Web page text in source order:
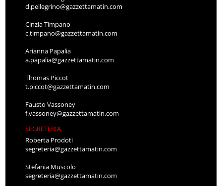
d.pellegrino@gazzettamatin.com
Cinzia Timpano
c.timpano@gazzettamatin.com
Arianna Papalia
a.papalia@gazzettamatin.com
Thomas Piccot
t.piccot@gazzettamatin.com
Fausto Vassoney
f.vassoney@gazzettamatin.com
SEGRETERIA
Roberta Prodoti
segreteria@gazzettamatin.com
Stefania Muscolo
segreteria@gazzettamatin.com